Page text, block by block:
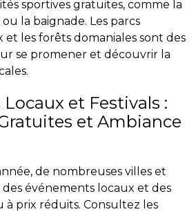
sportives gratuites, comme la
la baignade. Les parcs
les forêts domaniales sont des
se promener et découvrir la
et Festivals :
et Ambiance
de nombreuses villes et
événements locaux et des
à prix réduits. Consultez les